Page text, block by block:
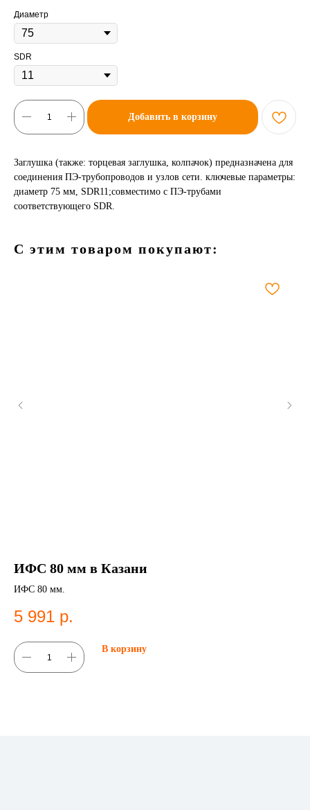
Диаметр
SDR
Добавить в корзину
Заглушка (также: торцевая заглушка, колпачок) предназначена для
соединения ПЭ-трубопроводов и узлов сети. ключевые параметры:
диаметр 75 мм, SDR11;совместимо с ПЭ-трубами
соответствующего SDR.
С этим товаром покупают:
ИФС 80 мм в Казани
ИФС 80 мм.
5 991 р.
В корзину